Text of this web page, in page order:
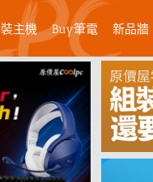
主機 Buy筆電 新品牆